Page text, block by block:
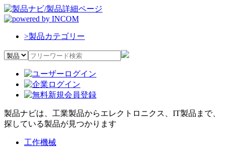
>製品カテゴリー
製品ナビは、工業製品からエレクトロニクス、IT製品まで、
探している製品が見つかります
工作機械